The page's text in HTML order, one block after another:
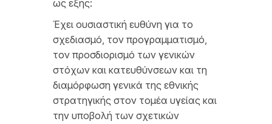
ως εξής:
Έχει ουσιαστική ευθύνη για το
σχεδιασμό, τον προγραμματισμό,
τον προσδιορισμό των γενικών
στόχων και κατευθύνσεων και τη
διαμόρφωση γενικά της εθνικής
στρατηγικής στον τομέα υγείας και
την υποβολή των σχετικών